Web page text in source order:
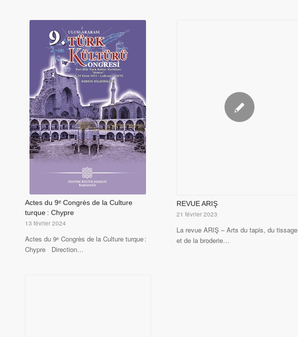
Actes du 9ᵉ Congrès de la Culture
turque : Chypre
13 février 2024
Actes du 9ᵉ Congrès de la Culture turque :
Chypre Direction…
REVUE ARIŞ
21 février 2023
La revue ARIŞ – Arts du tapis, du tissage
et de la broderie…